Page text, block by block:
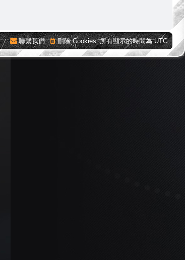
所有顯示的時間為UTC
刪除 Cookies
聯繫我們